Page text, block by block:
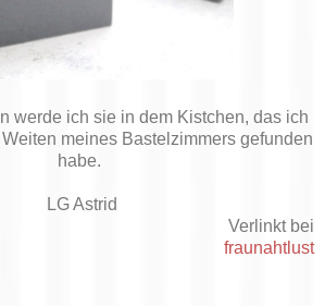
werde ich sie in dem Kistchen, das ich
meines Bastelzimmers gefunden
habe.
LG Astrid
Verlinkt bei
fraunahtlust